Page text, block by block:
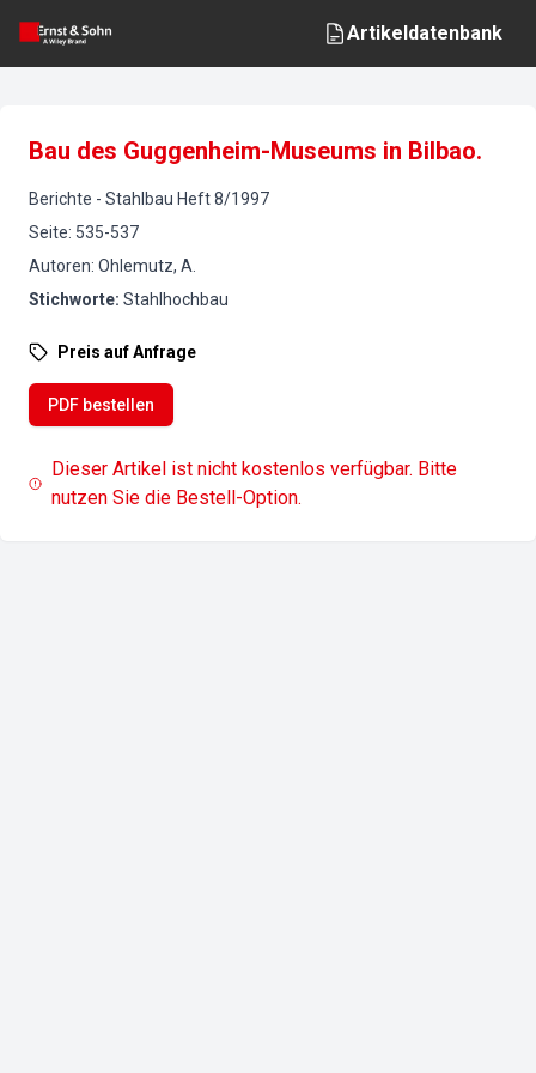
Artikeldatenbank
Bau des Guggenheim-Museums in Bilbao.
Berichte - Stahlbau Heft8/1997
Seite: 535-537
Autoren: Ohlemutz, A.
Stichworte: Stahlhochbau
Preis auf Anfrage
PDF bestellen
Dieser Artikel ist nicht kostenlos verfügbar. Bitte
nutzen Sie die Bestell-Option.